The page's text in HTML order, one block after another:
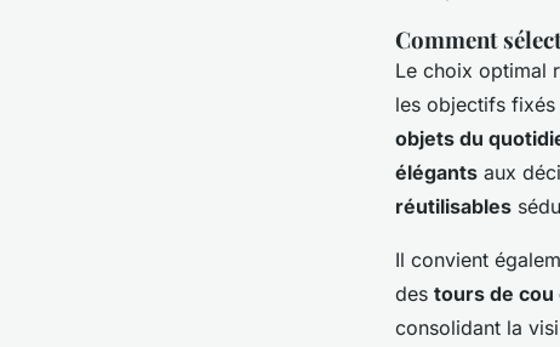
Comment
Le choix optimal
les objectifs
objets du
élégants aux
réutilisables
Il convient
des tours de cou
consolidant la